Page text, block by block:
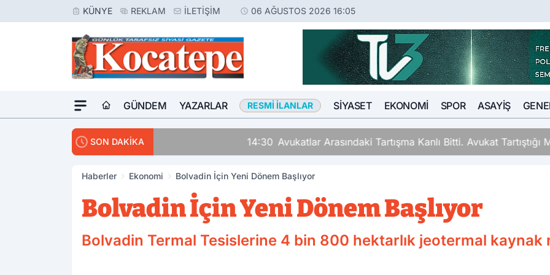
KÜNYE REKLAM İLETIŞIM 06 AĞUSTOS 2026 16:05
GÜNDEM YAZARLAR RESMI İLANLAR SIYASET EKONOMI SPOR ASAYIŞ
SON DAKİKA Avukatlar Arasındaki Tartışma Kanlı Bitti. Avukat Tartıştığı Meslektaşını İki
Haberler Ekonomi Bolvadin İçin Yeni Dönem Başlıyor
Bolvadin İçin Yeni Dönem Başlıyor
Bolvadin Termal Tesislerine 4 bin 800 hektarlık jeotermal kaynak